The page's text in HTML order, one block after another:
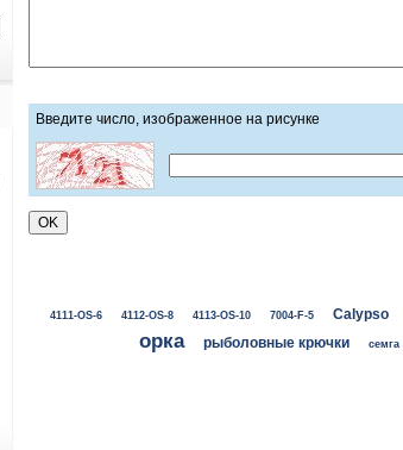
Введите число, изображенное на рисунке
4111-OS-6 4112-OS-8 4113-OS-10 7004-F-5 Calypso
орка рыболовные крючки семга